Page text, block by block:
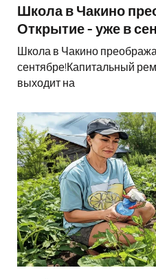
Школа в Чакино
Открытие - уже в
Школа в Чакино
сентябре!Капитальный
выходит на